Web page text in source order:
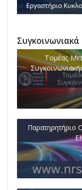
Συγκοινωνιακά
Τομέας
Παρατηρητήριο